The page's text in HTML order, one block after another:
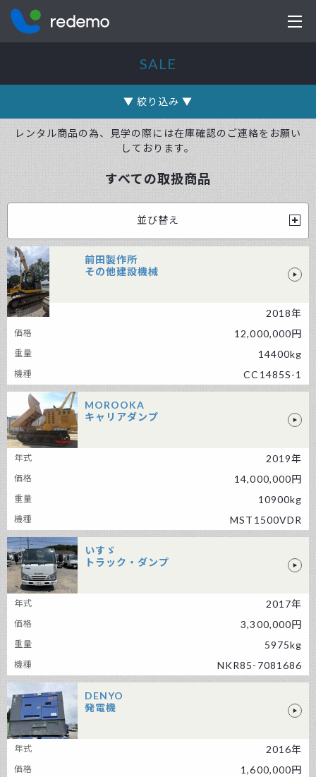
SALE
レンタル商品の為、見学の際には在庫確認のご連絡をお願い
しております。
すべての取扱商品
前田製作所
その他建設機械
2018年
12,000,000円
14400kg
CC1485S-1
MOROOKA
キャリアダンプ
2019年
14,000,000円
10900kg
MST1500VDR
いすゞ
トラック・ダンプ
2017年
3,300,000円
5975kg
NKR85-7081686
DENYO
発電機
2016年
1,600,000円